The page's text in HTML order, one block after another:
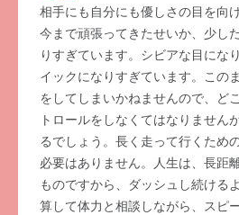
相手にも自分にも優しさの目を向
今まで頑張ってきたせいか、少し
りすぎています。シビアな目にな
イックになりすぎています。この
をしてしまいかねませんので、ど
トロールをしなくてはなりません
るでしょう。長く走って行くため
必要はありません。人生は、長距
ものですから、ダッシュし続ける
算して体力と相談しながら、スピ